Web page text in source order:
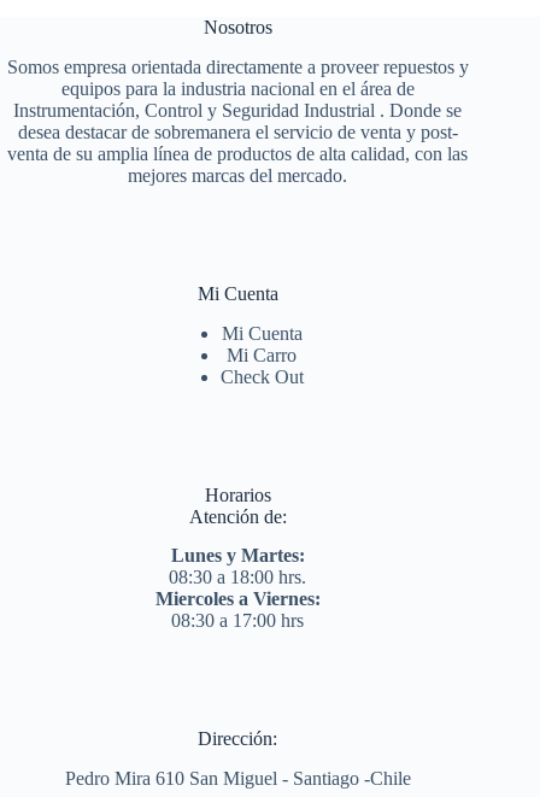
Nosotros
Somos empresa orientada directamente a proveer repuestos y
equipos para la industria nacional en el área de
Instrumentación, Control y Seguridad Industrial . Donde se
desea destacar de sobremanera el servicio de venta y post-
venta de su amplia línea de productos de alta calidad, con las
mejores marcas del mercado.
Mi Cuenta
Mi Cuenta
Mi Carro
Check Out
Horarios
Atención de:
Lunes y Martes:
08:30 a 18:00 hrs.
Miercoles a Viernes:
08:30 a 17:00 hrs
Dirección:
Pedro Mira 610 San Miguel - Santiago -Chile